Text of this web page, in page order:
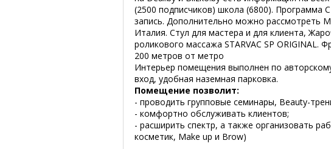
(2500 подписчиков) школа (6800). Программа
запись. Дополнительно можно рассмотреть
Италия. Стул для мастера и для клиента,
роликового массажа STARVAC SP ORIGINAL.
200 метров от метро
Интерьер помещения выполнен по
вход, удобная наземная парковка.
Помещение позволит:
- проводить групповые семинары, Beauty-
- комфортно обслуживать клиентов;
- расширить спектр, а также организовать
косметик, Make up и Brow)